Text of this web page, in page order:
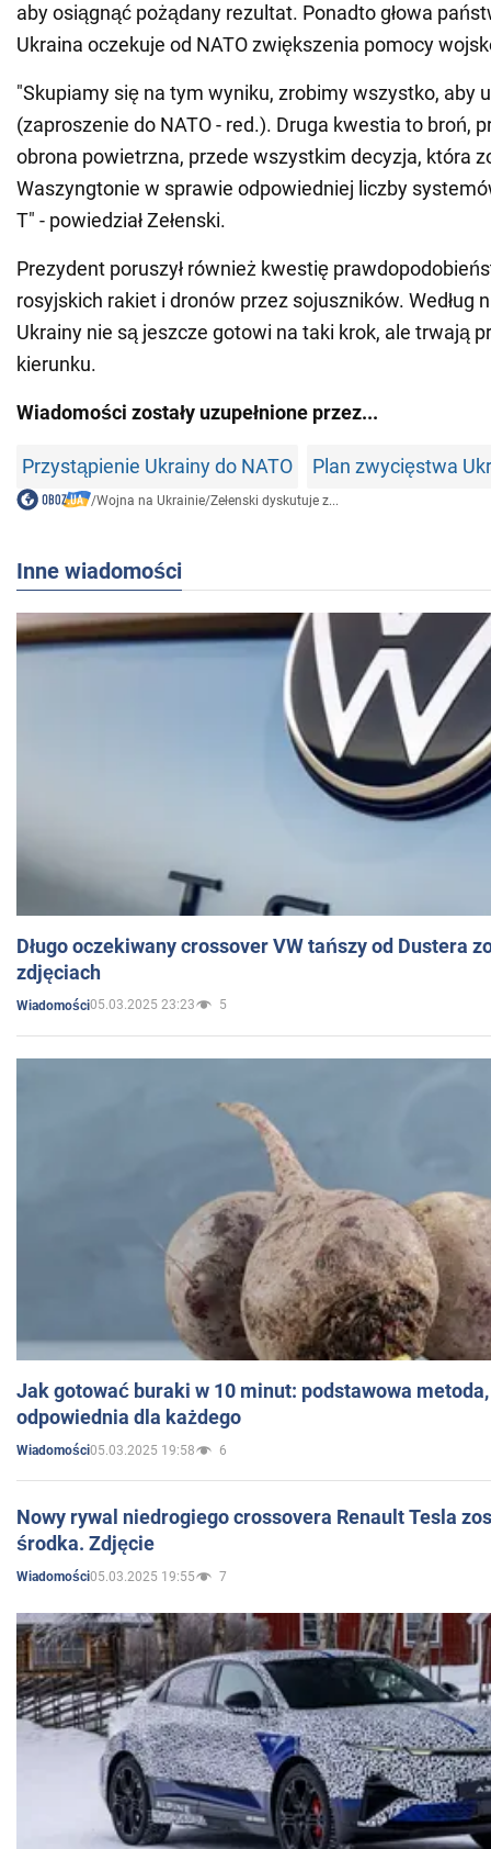
aby osiągnąć pożądany rezultat. Ponadto głowa
Ukraina oczekuje od NATO zwiększenia pomocy
"Skupiamy się na tym wyniku, zrobimy wszystko, aby
(zaproszenie do NATO - red.). Druga kwestia to broń,
obrona powietrzna, przede wszystkim decyzja, która
Waszyngtonie w sprawie odpowiedniej liczby
T" - powiedział Zełenski.
Prezydent poruszył również kwestię
rosyjskich rakiet i dronów przez sojuszników. Według
Ukrainy nie są jeszcze gotowi na taki krok, ale trwają
kierunku.
Wiadomości zostały uzupełnione przez...
Przystąpienie Ukrainy do NATO Plan zwycięstwa
/Wojna na Ukrainie/Zełenski dyskutuje z...
Inne wiadomości
Długo oczekiwany crossover VW tańszy od Dustera
zdjęciach
Wiadomości05.03.2025 23:23 5
Jak gotować buraki w 10 minut: podstawowa
odpowiednia dla każdego
Wiadomości05.03.2025 19:58 6
Nowy rywal niedrogiego crossovera Renault Tesla
środka. Zdjęcie
Wiadomości05.03.2025 19:55 7